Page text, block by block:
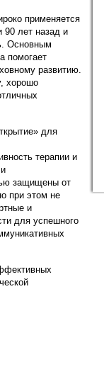
применяется
90 лет назад и
Основным
помогает
развитию.
хорошо
для
терапии и
защищены от
при этом не
и
для успешного